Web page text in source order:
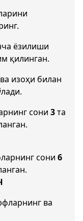
ёзилиши
қилинган.
изоҳи билан
сони 3та
сони 6
ва